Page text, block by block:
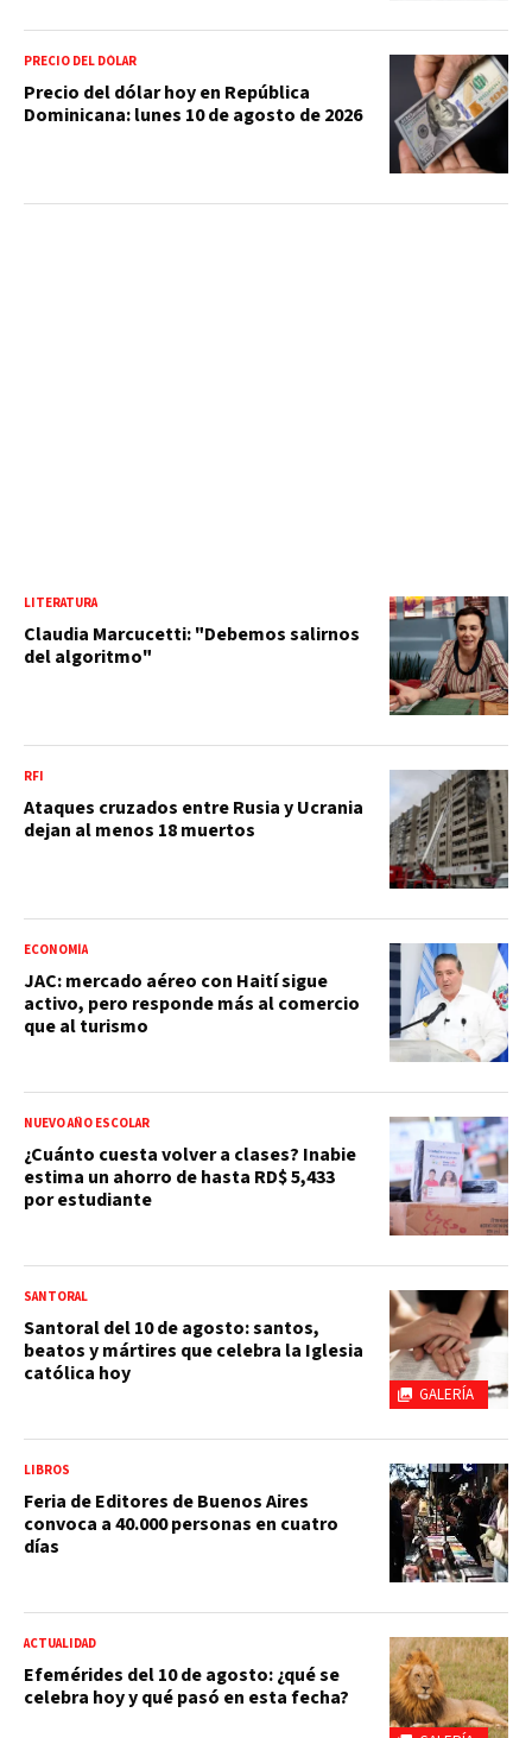
PRECIO DEL DÓLAR
Precio del dólar hoy en República
Dominicana: lunes 10 de agosto de 2026
LITERATURA
Claudia Marcucetti: "Debemos salirnos
del algoritmo"
RFI
Ataques cruzados entre Rusia y Ucrania
dejan al menos 18 muertos
ECONOMÍA
JAC: mercado aéreo con Haití sigue
activo, pero responde más al comercio
que al turismo
NUEVO AÑO ESCOLAR
¿Cuánto cuesta volver a clases? Inabie
estima un ahorro de hasta RD$ 5,433
por estudiante
GALERÍA
SANTORAL
Santoral del 10 de agosto: santos,
beatos y mártires que celebra la Iglesia
católica hoy
LIBROS
Feria de Editores de Buenos Aires
convoca a 40.000 personas en cuatro
días
ACTUALIDAD
Efemérides del 10 de agosto: ¿qué se
celebra hoy y qué pasó en esta fecha?